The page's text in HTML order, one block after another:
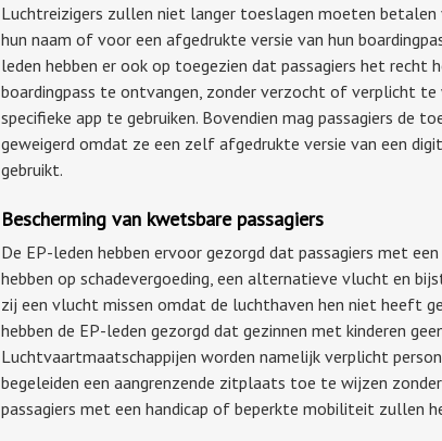
Luchtreizigers zullen niet langer toeslagen moeten
hun naam of voor een afgedrukte versie van hun
leden hebben er ook op toegezien dat passagiers het recht
boardingpass te ontvangen, zonder verzocht of verplicht
specifieke app te gebruiken. Bovendien mag passagiers de
geweigerd omdat ze een zelf afgedrukte versie van een
gebruikt.
Bescherming van kwetsbare passagiers
De EP-leden hebben ervoor gezorgd dat passagiers met
hebben op schadevergoeding, een alternatieve vlucht en
zij een vlucht missen omdat de luchthaven hen niet heeft
hebben de EP-leden gezorgd dat gezinnen met kinderen
Luchtvaartmaatschappijen worden namelijk verplicht
begeleiden een aangrenzende zitplaats toe te wijzen
passagiers met een handicap of beperkte mobiliteit zullen